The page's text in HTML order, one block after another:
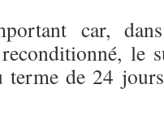
car,
le
terme de 24